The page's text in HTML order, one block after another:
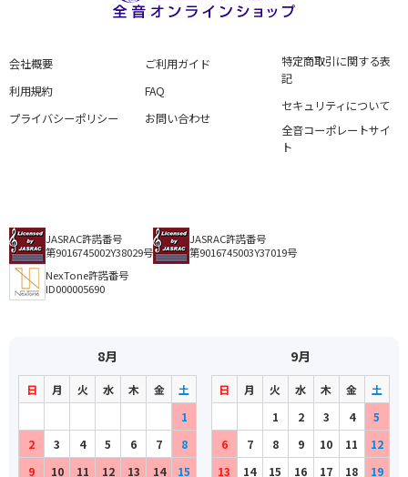
会社概要
利用規約
プライバシーポリシー
ご利用ガイド
FAQ
お問い合わせ
特定商取引に関する表
記
セキュリティについて
全音コーポレートサイ
ト
JASRAC許諾番号
第9016745002Y38029号
JASRAC許諾番号
第9016745003Y37019号
NexTone許諾番号
ID000005690
8月
日 月 火 水 木 金
土
1
2
3 4 5 6 7
8
9
10 11 12 13 14 15
9月
日 月 火 水 木 金
土
1
2 3 4
5
6
7 8 9 10 11
12
13
14 15 16 17 18 19